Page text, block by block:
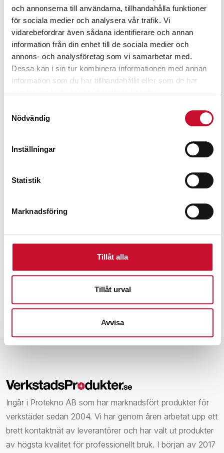
och annonserna till användarna, tillhandahålla funktioner
för sociala medier och analysera vår trafik. Vi
vidarebefordrar även sådana identifierare och annan
information från din enhet till de sociala medier och
annons- och analysföretag som vi samarbetar med.
Dessa kan i sin tur kombinera informationen med annan
information som du har tillhandahållit eller som de har
Nödvändig
Inställningar
Statistik
Marknadsföring
Tillåt alla
Tillåt urval
Avvisa
inbyggt spjäll och 100
specialerbjudanden, rabatter och nyheter.
Ingår i Protekno AB som har marknadsfört produkter för
verkstäder sedan 2004. Vi har genom åren arbetat upp ett
brett kontaktnät av leverantörer och har valt ut produkter
av högsta kvalitet för professionellt bruk. I början av 2017